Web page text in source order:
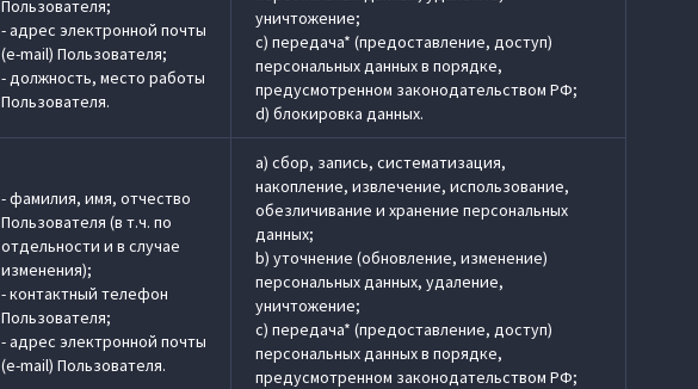
Пользователя;
- адрес электронной почты
(e-mail) Пользователя;
- должность, место работы
Пользователя.
уничтожение;
c) передача* (предоставление, доступ)
персональных данных в порядке,
предусмотренном законодательством РФ;
d) блокировка данных.
- фамилия, имя, отчество
Пользователя (в т.ч. по
отдельности и в случае
изменения);
- контактный телефон
Пользователя;
- адрес электронной почты
(e-mail) Пользователя.
a) сбор, запись, систематизация,
накопление, извлечение, использование,
обезличивание и хранение персональных
данных;
b) уточнение (обновление, изменение)
персональных данных, удаление,
уничтожение;
c) передача* (предоставление, доступ)
персональных данных в порядке,
предусмотренном законодательством РФ;